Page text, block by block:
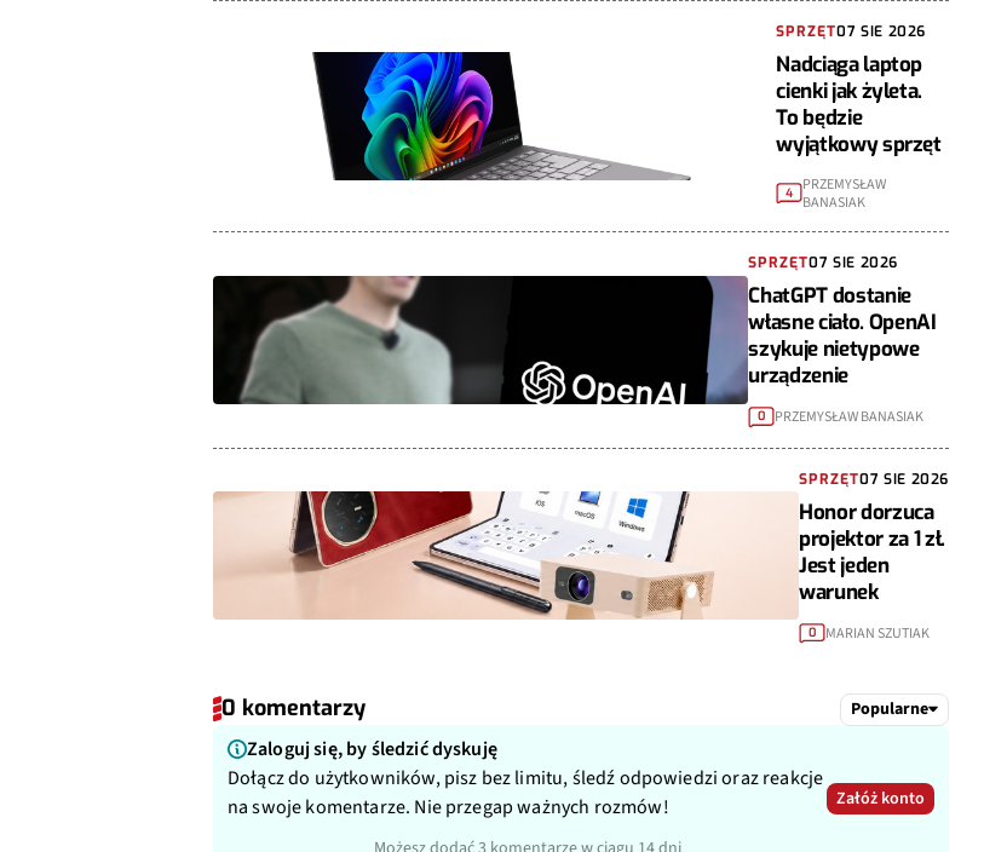
SPRZĘT07 SIE 2026
Nadciąga laptop
cienki jak żyleta.
To będzie
wyjątkowy sprzęt
4
PRZEMYSŁAW
BANASIAK
SPRZĘT07 SIE 2026
ChatGPT dostanie
własne ciało. OpenAI
szykuje nietypowe
urządzenie
0 PRZEMYSŁAW BANASIAK
SPRZĘT07 SIE 2026
Honor dorzuca
projektor za 1 zł.
Jest jeden
warunek
0 MARIAN SZUTIAK
0 komentarzy Popularne
Zaloguj się, by śledzić dyskuję
Dołącz do użytkowników, pisz bez limitu, śledź odpowiedzi oraz reakcje
na swoje komentarze. Nie przegap ważnych rozmów!
Załóż konto